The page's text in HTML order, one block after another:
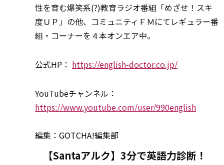
性を育む爆笑系(?)教育ラジオ番組「めざせ！スキ
度ＵＰ」の他、コミュニティＦＭにてレギュラー番
組・コーナーを４本オンエア中。
公式HP： https://english-doctor.co.jp/
YouTubeチャンネル：
https://www.youtube.com/user/990english
編集：GOTCHA!編集部
【Santaアルク】3分で英語力診断！